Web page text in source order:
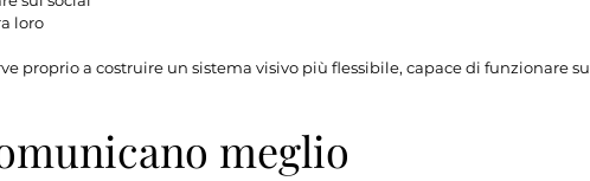
loro
proprio a costruire un sistema visivo più flessibile, capace di funzionare su
meglio